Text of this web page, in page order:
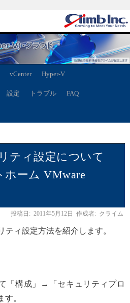
vCenter Hyper-V
設定 トラブル FAQ
ティ設定について
ホーム VMware
投稿日: 2011年5月12日 作成者: クライム
ティ設定方法を紹介します。
「構成」→「セキュリティプロ
。